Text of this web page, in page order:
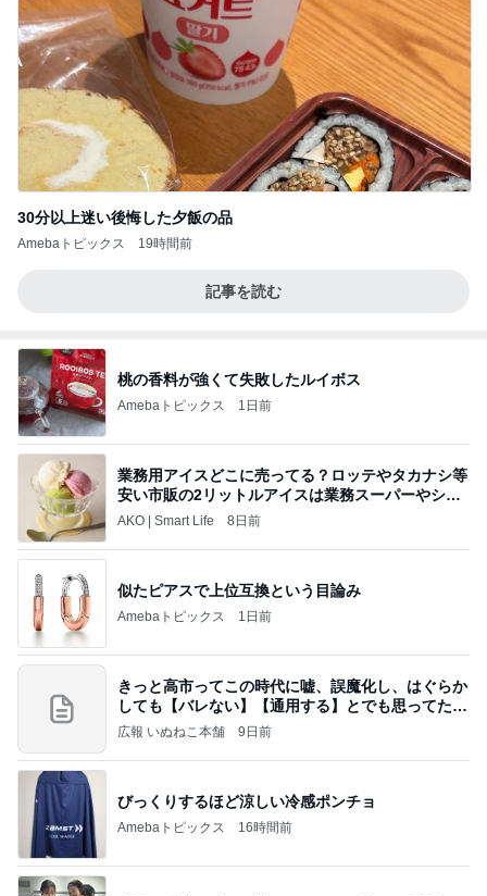
30分以上迷い後悔した夕飯の品
Amebaトピックス 19時間前
記事を読む
桃の香料が強くて失敗したルイボス
Amebaトピックス 1日前
業務用アイスどこに売ってる？ロッテやタカナシ等
安い市販の2リットルアイスは業務スーパーやシャ
トレ
AKO | Smart Life 8日前
似たピアスで上位互換という目論み
Amebaトピックス 1日前
きっと高市ってこの時代に嘘、誤魔化し、はぐらか
しても【バレない】【通用する】とでも思ってたん
だろ
広報 いぬねこ本舗 9日前
びっくりするほど涼しい冷感ポンチョ
Amebaトピックス 16時間前